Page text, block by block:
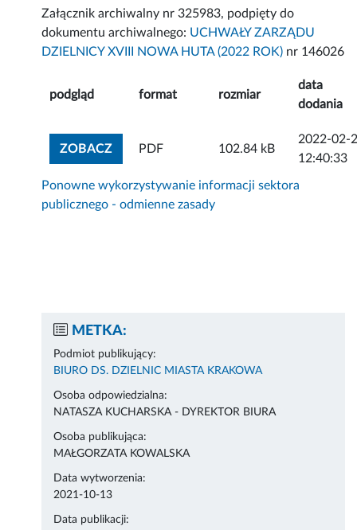
Załącznik archiwalny nr 325983, podpięty do
dokumentu archiwalnego: UCHWAŁY ZARZĄDU
DZIELNICY XVIII NOWA HUTA (2022 ROK) nr 146026
podgląd format rozmiar
data
dodania
ZOBACZZOBACZ ZAŁĄCZNIK
PDF 102.84 kB
2022-02-
12:40:33
Ponowne wykorzystywanie informacji sektora
publicznego - odmienne zasady
METKA:
Podmiot publikujący:
BIURO DS. DZIELNIC MIASTA KRAKOWA
Osoba odpowiedzialna:
NATASZA KUCHARSKA - DYREKTOR BIURA
Osoba publikująca:
MAŁGORZATA KOWALSKA
Data wytworzenia:
2021-10-13
Data publikacji: